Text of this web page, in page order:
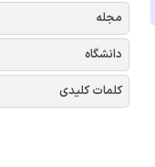
مجله
دانشگاه
کلمات کلیدی